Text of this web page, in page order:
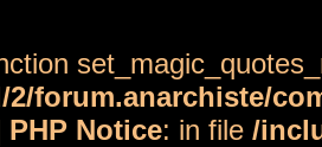
forum.anarchiste/
Notice: in file /